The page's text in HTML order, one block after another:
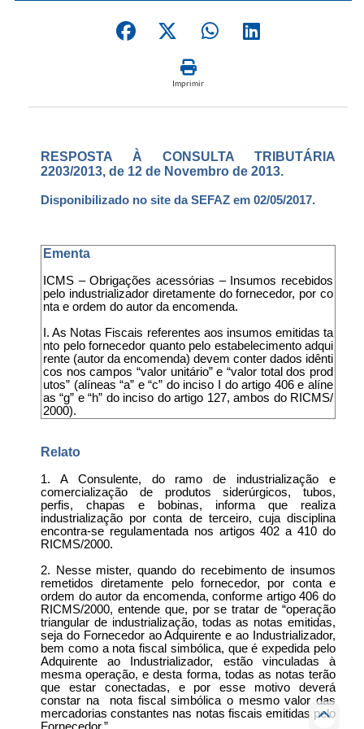
Imprimir
RESPOSTA À CONSULTA TRIBUTÁRIA
2203/2013, de 12 de Novembro de 2013.
Disponibilizado no site da SEFAZ em 02/05/2017.
Ementa
ICMS – Obrigações acessórias – Insumos recebidos
pelo industrializador diretamente do fornecedor, por co
nta e ordem do autor da encomenda.
I. As Notas Fiscais referentes aos insumos emitidas ta
nto pelo fornecedor quanto pelo estabelecimento adqui
rente (autor da encomenda) devem conter dados idênti
cos nos campos “valor unitário” e “valor total dos prod
utos” (alíneas “a” e “c” do inciso I do artigo 406 e alíne
as “g” e “h” do inciso do artigo 127, ambos do RICMS/
2000).
Relato
1. A Consulente, do ramo de industrialização e
comercialização de produtos siderúrgicos, tubos,
perfis, chapas e bobinas, informa que realiza
industrialização por conta de terceiro, cuja disciplina
encontra-se regulamentada nos artigos 402 a 410 do
RICMS/2000.
2. Nesse mister, quando do recebimento de insumos
remetidos diretamente pelo fornecedor, por conta e
ordem do autor da encomenda, conforme artigo 406 do
RICMS/2000, entende que, por se tratar de “operação
triangular de industrialização, todas as notas emitidas,
seja do Fornecedor ao Adquirente e ao Industrializador,
bem como a nota fiscal simbólica, que é expedida pelo
Adquirente ao Industrializador, estão vinculadas à
mesma operação, e desta forma, todas as notas terão
que estar conectadas, e por esse motivo deverá
constar na nota fiscal simbólica o mesmo valor das
mercadorias constantes nas notas fiscais emitidas pelo